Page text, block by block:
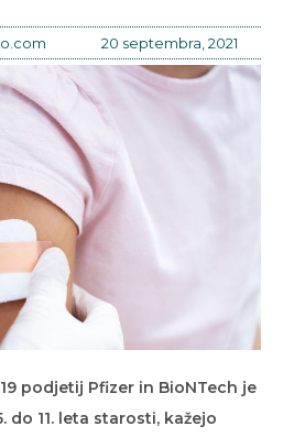
20 septembra, 2021
podjetij Pfizer in BioNTech je
do 11. leta starosti, kažejo